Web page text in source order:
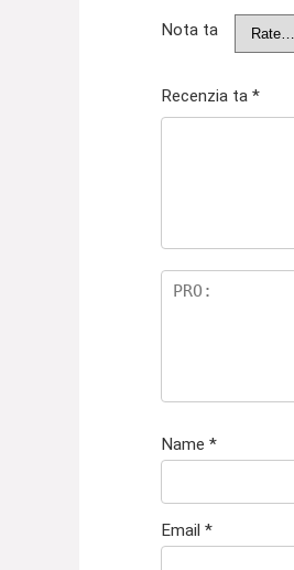
Nota ta
Recenzia ta *
Name *
Email *